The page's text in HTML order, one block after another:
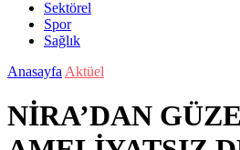
Sektörel
Spor
Sağlık
Anasayfa Aktüel
NİRA’DAN